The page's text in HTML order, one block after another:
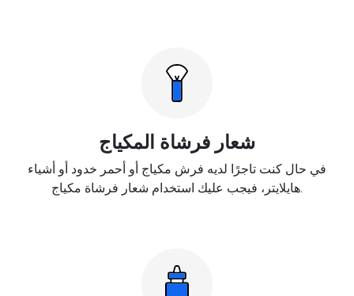
شعار فرشاة المكياج
في حال كنت تاجرًا لديه فرش مكياج أو أحمر خدود أو أشياء
هايلايتر، فيجب عليك استخدام شعار فرشاة مكياج.